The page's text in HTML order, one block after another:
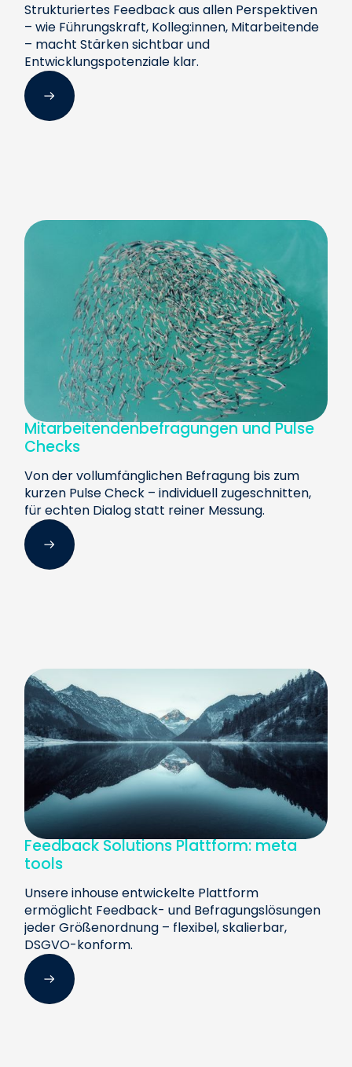
Strukturiertes Feedback aus allen Perspektiven
– wie Führungskraft, Kolleg:innen, Mitarbeitende
– macht Stärken sichtbar und
Entwicklungspotenziale klar.
Mitarbeitendenbefragungen und Pulse
Checks
Von der vollumfänglichen Befragung bis zum
kurzen Pulse Check – individuell zugeschnitten,
für echten Dialog statt reiner Messung.
Feedback Solutions Plattform: meta
tools
Unsere inhouse entwickelte Plattform
ermöglicht Feedback- und Befragungslösungen
jeder Größenordnung – flexibel, skalierbar,
DSGVO-konform.